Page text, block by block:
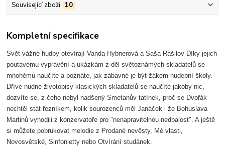
Související zboží 10
Kompletní specifikace
Svět vážné hudby otevírají Vanda Hybnerová a Saša Rašilov Díky jejich
poutavému vyprávění a ukázkám z děl světoznámých skladatelů se
mnohému naučíte a poznáte, jak zábavné je být žákem hudební školy.
Dříve nudné životopisy klasických skladatelů se naučíte jakoby nic,
dozvíte se, z čeho nebyl nadšený Smetanův tatínek, proč se Dvořák
nechtěl stát řezníkem, kolik sourozenců měl Janáček i že Bohuslava
Martinů vyhodili z konzervatoře pro "nenapravitelnou nedbalost". A ještě
si můžete pobrukovat melodie z Prodané nevěsty, Mé vlasti,
Novosvětské, Sinfonietty nebo Otvírání studánek.